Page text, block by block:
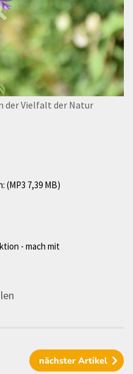
der Vielfalt der Natur
(MP3 7,39 MB)
- mach mit
nächster Artikel